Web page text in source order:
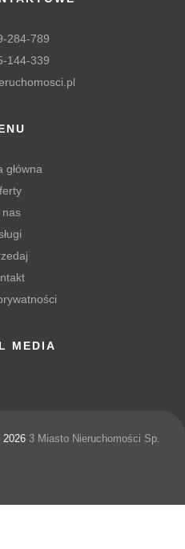
284-789
144-339
główna
nas
MEDIA
2026 3 Miasto Nieruchomości Sp.